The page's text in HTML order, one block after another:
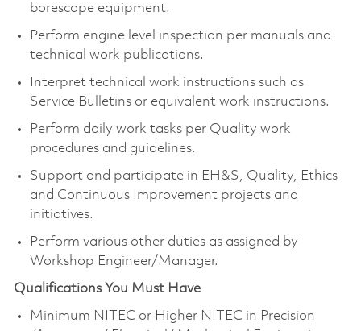
borescope equipment.
Perform engine level inspection per manuals and
technical work publications.
Interpret technical work instructions such as
Service Bulletins or equivalent work instructions.
Perform daily work tasks per Quality work
procedures and guidelines.
Support and participate in EH&S, Quality, Ethics
and Continuous Improvement projects and
initiatives.
Perform various other duties as assigned by
Workshop Engineer/Manager.
Qualifications You Must Have
Minimum NITEC or Higher NITEC in Precision